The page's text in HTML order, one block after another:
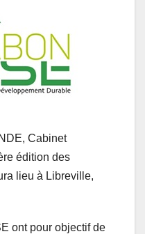
Cabinet
édition des
lieu à Libreville,
ont pour objectif de